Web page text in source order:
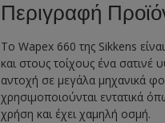
Περιγραφή
Το Wapex 660 της Sikkens
και στους τοίχους ένα σατινέ
αντοχή σε μεγάλα μηχανικά
χρησιμοποιούνται εντατικά
χρήση και έχει χαμηλή οσμή.